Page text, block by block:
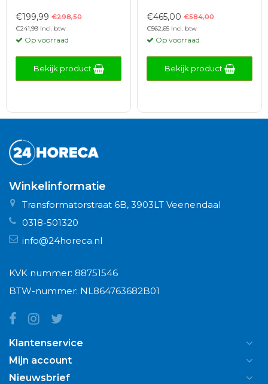
€199,99 €298,50
€241,99 Incl. btw
Op voorraad
Bekijk product
€465,00 €584,00
€562,65 Incl. btw
Op voorraad
Bekijk product
Winkelinformatie
Transformatorstraat 6B, 3903LT Veenendaal
0318-501320
info@24horeca.nl
KVK nummer: 88751546
BTW-nummer: NL864763682B01
Klantenservice
Mijn account
Nieuwsbrief